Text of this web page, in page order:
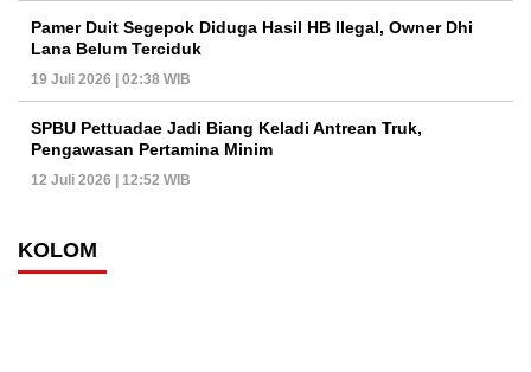
Pamer Duit Segepok Diduga Hasil HB Ilegal, Owner Dhi
Lana Belum Terciduk
19 Juli 2026 | 02:38 WIB
SPBU Pettuadae Jadi Biang Keladi Antrean Truk,
Pengawasan Pertamina Minim
12 Juli 2026 | 12:52 WIB
KOLOM